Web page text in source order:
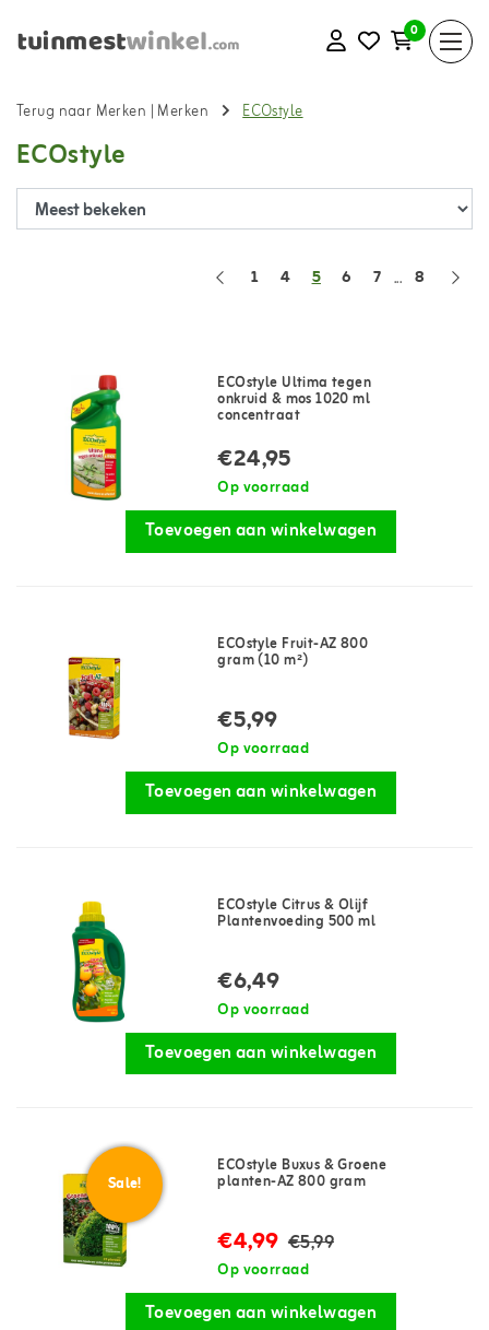
0
Terug naar Merken | Merken ECOstyle
ECOstyle
1 4 5 6 7 ... 8
ECOstyle Ultima tegen
onkruid & mos 1020 ml
concentraat
€24,95
Op voorraad
Toevoegen aan winkelwagen
ECOstyle Fruit-AZ 800
gram (10 m²)
€5,99
Op voorraad
Toevoegen aan winkelwagen
ECOstyle Citrus & Olijf
Plantenvoeding 500 ml
€6,49
Op voorraad
Toevoegen aan winkelwagen
Sale!
ECOstyle Buxus & Groene
planten-AZ 800 gram
€4,99 €5,99
Op voorraad
Toevoegen aan winkelwagen